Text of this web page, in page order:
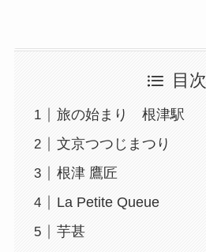
目次
旅の始まり 根津駅
文京つつじまつり
根津 鷹匠
La Petite Queue
芋甚